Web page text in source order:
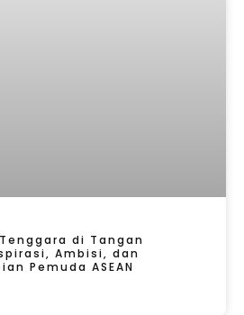
di Tangan
Ambisi, dan
Pemuda ASEAN